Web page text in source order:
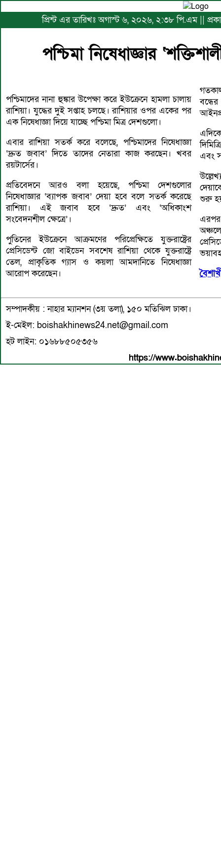
প্রিন্ট এর তারিখঃ অগাস্ট ৬, ২০২৬, ২:৩৮ পি.এম ||
পশ্চিমা নিষেধাজ্ঞার
পশ্চিমাদের নানা হুঙ্কার উপেক্ষা করে ইউক্রেনে হামলা চালায়
রাশিয়া। যুদ্ধের দুই সপ্তাহ চলছে। রাশিয়ার ওপর একের পর
এক নিষেধাজ্ঞা দিয়ে যাচ্ছে পশ্চিমা মিত্র দেশগুলো।
এবার রাশিয়া সতর্ক করে বলেছে, পশ্চিমাদের নিষেধাজ্ঞা
‘দ্রুত জবাব’ দিতে তাদের নেতারা কাজ করছেন। খবর
রয়টার্সের।
প্রতিবেদনে আরও বলা হয়েছে, পশ্চিমা দেশগুলোর
নিষেধাজ্ঞার ‘ব্যাপক জবাব’ দেয়া হবে বলে সতর্ক করেছে
রাশিয়া। এই জবাব হবে ‘দ্রুত’ এবং ‘অধিকাংশ
সংবেদনশীল ক্ষেত্রে’।
পুতিনের ইউক্রেনে আক্রমণের পরিপ্রেক্ষিতে যুক্তরাষ্ট্রের
প্রেসিডেন্ট জো বাইডেন সবশেষ রাশিয়া থেকে যুক্তরাষ্ট্রে
তেল, প্রাকৃতিক গ্যাস ও কয়লা আমদানিতে নিষেধাজ্ঞা
আরোপ করেছেন।
এবং
শুরু
এরপর
সম্পাদকীয় : নাহার ম্যানশন (৩য় তলা), ১৫০ মতিঝিল ঢাকা।
ই-মেইল: boishakhinews24.net@gmail.com
হট লাইন: ০১৬৮৮৫০৫৩৫৬
https://